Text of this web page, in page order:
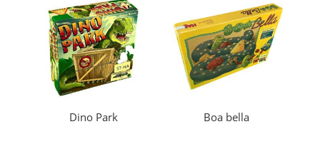
Dino Park Boa bella